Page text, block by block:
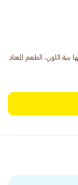
بنية اللون، الطعم المعتاد